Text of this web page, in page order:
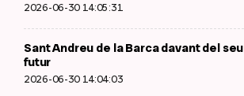
2026-06-30 14:05:31
Sant Andreu de la Barca davant del seu
futur
2026-06-30 14:04:03